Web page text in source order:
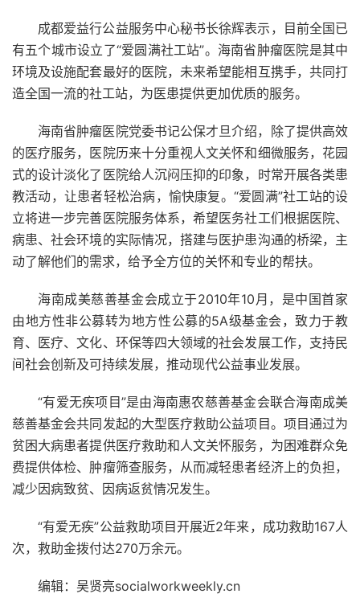
成都爱益行公益服务中心秘书长徐辉表示，目前全国已
有五个城市设立了“爱圆满社工站”。海南省肿瘤医院是其中
环境及设施配套最好的医院，未来希望能相互携手，共同打
造全国一流的社工站，为医患提供更加优质的服务。
海南省肿瘤医院党委书记公保才旦介绍，除了提供高效
的医疗服务，医院历来十分重视人文关怀和细微服务，花园
式的设计淡化了医院给人沉闷压抑的印象，时常开展各类患
教活动，让患者轻松治病，愉快康复。“爱圆满”社工站的设
立将进一步完善医院服务体系，希望医务社工们根据医院、
病患、社会环境的实际情况，搭建与医护患沟通的桥梁，主
动了解他们的需求，给予全方位的关怀和专业的帮扶。
海南成美慈善基金会成立于2010年10月，是中国首家
由地方性非公募转为地方性公募的5A级基金会，致力于教
育、医疗、文化、环保等四大领域的社会发展工作，支持民
间社会创新及可持续发展，推动现代公益事业发展。
“有爱无疾项目”是由海南惠农慈善基金会联合海南成美
慈善基金会共同发起的大型医疗救助公益项目。项目通过为
贫困大病患者提供医疗救助和人文关怀服务，为困难群众免
费提供体检、肿瘤筛查服务，从而减轻患者经济上的负担，
减少因病致贫、因病返贫情况发生。
“有爱无疾”公益救助项目开展近2年来，成功救助167人
次，救助金拨付达270万余元。
编辑：吴贤亮socialworkweekly.cn